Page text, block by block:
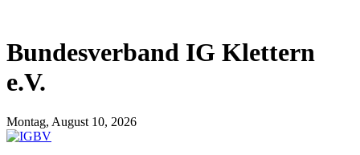
Bundesverband IG Klettern
e.V.
Montag, August 10, 2026